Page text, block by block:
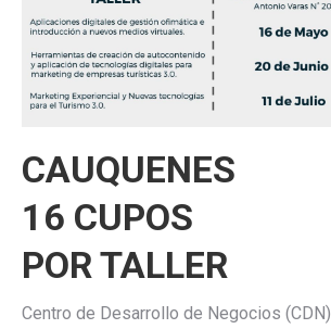
CAUQUENES
16 CUPOS
POR TALLER
Centro de Desarrollo de Negocios (CDN)